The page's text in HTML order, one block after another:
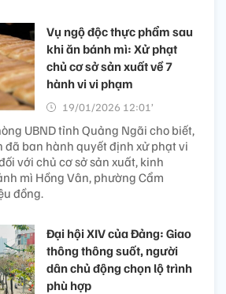
Vụ ngộ độc thực phẩm sau
khi ăn bánh mì: Xử phạt
chủ cơ sở sản xuất về 7
hành vi vi phạm
19/01/2026 12:01’
UBND tỉnh Quảng Ngãi cho biết,
đã ban hành quyết định xử phạt vi
với chủ cơ sở sản xuất, kinh
mì Hồng Vân, phường Cẩm
đồng.
Đại hội XIV của Đảng: Giao
thông thông suốt, người
dân chủ động chọn lộ trình
phù hợp